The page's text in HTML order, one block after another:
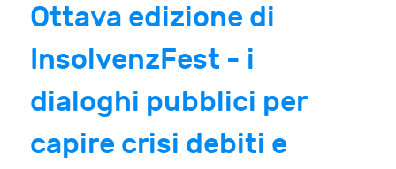
Ottava edizione di
InsolvenzFest - i
dialoghi pubblici per
capire crisi debiti e